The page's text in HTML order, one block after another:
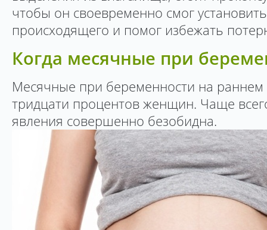
чтобы он своевременно смог
происходящего и помог избежать
Когда месячные при
Месячные при беременности на раннем
тридцати процентов женщин. Чаще
явления совершенно безобидна.